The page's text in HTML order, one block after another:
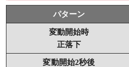
パターン
変動開始時
正落下
変動開始2秒後